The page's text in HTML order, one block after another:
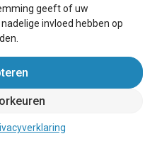
vanuit uw
wadden.
manier om de natuur
zand- en
elk wat wils.
geeft of uw
invloed hebben op